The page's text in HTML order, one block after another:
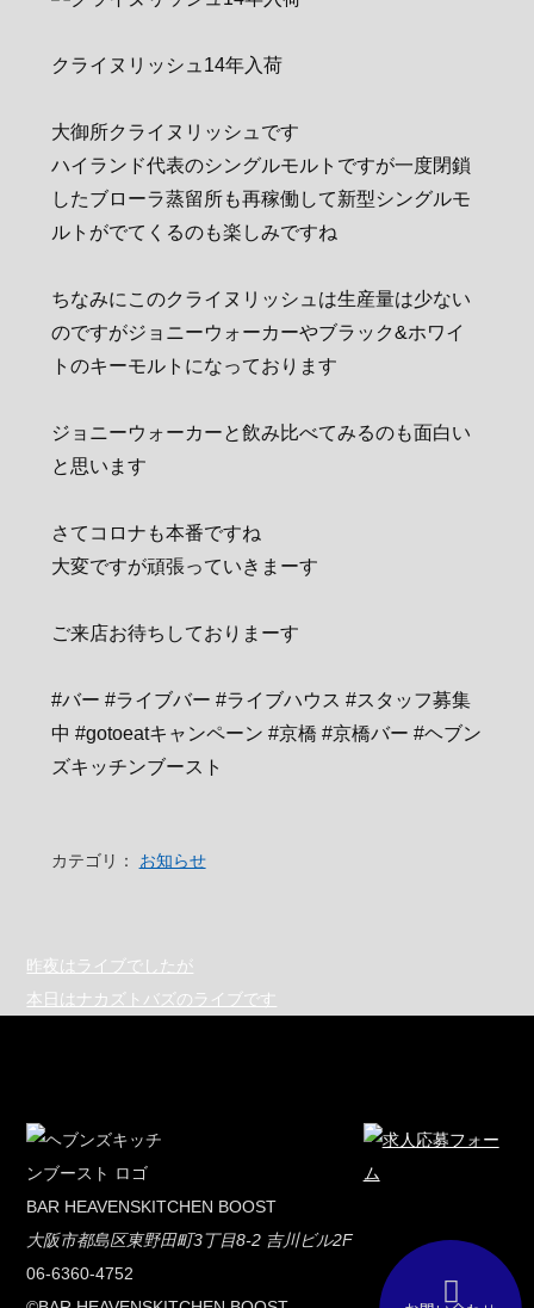
クライヌリッシュ14年入荷
大御所クライヌリッシュです
ハイランド代表のシングルモルトですが一度閉鎖
したブローラ蒸留所も再稼働して新型シングルモ
ルトがでてくるのも楽しみですね
ちなみにこのクライヌリッシュは生産量は少ない
のですがジョニーウォーカーやブラック&ホワイ
トのキーモルトになっております
ジョニーウォーカーと飲み比べてみるのも面白い
と思います
さてコロナも本番ですね
大変ですが頑張っていきまーす
ご来店お待ちしておりまーす
#バー #ライブバー #ライブハウス #スタッフ募集
中 #gotoeatキャンペーン #京橋 #京橋バー #ヘブン
ズキッチンブースト
カテゴリ： お知らせ
昨夜はライブでしたが
本日はナカズトバズのライブです
BAR HEAVENSKITCHEN BOOST
大阪市都島区東野田町3丁目8-2 吉川ビル2F
06-6360-4752